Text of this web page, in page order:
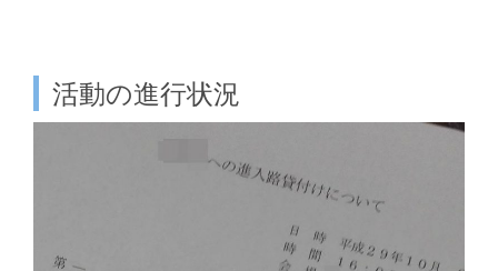
活動の進行状況